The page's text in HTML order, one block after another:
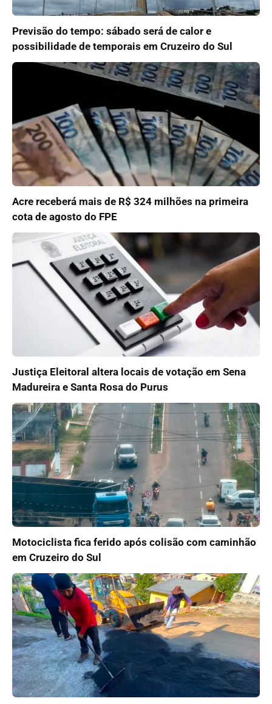
Previsão do tempo: sábado será de calor e
possibilidade de temporais em Cruzeiro do Sul
Acre receberá mais de R$ 324 milhões na primeira
cota de agosto do FPE
Justiça Eleitoral altera locais de votação em Sena
Madureira e Santa Rosa do Purus
Motociclista fica ferido após colisão com caminhão
em Cruzeiro do Sul